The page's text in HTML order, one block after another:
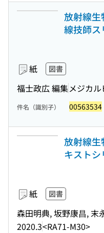
放射線生
線技師ス
紙 図書
福士政広 編集メジカ
件名（識別子） 00563534
放射線生
キストシ
紙 図書
森田明典, 坂野康昌, 末
2020.3<RA71-M30>